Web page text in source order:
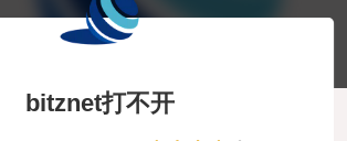
bitznet打不开